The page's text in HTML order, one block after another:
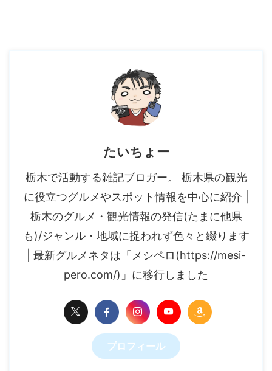
たいちょー
栃木で活動する雑記ブロガー。 栃木県の観光
に役立つグルメやスポット情報を中心に紹介 |
栃木のグルメ・観光情報の発信(たまに他県
も)/ジャンル・地域に捉われず色々と綴ります
| 最新グルメネタは「メシペロ(https://mesi-
pero.com/)」に移行しました
プロフィール